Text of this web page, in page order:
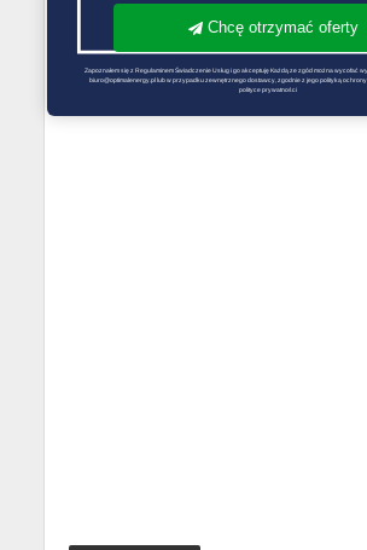
Chcę otrzymać oferty
Zapoznałem się z Regulaminem Świadczenie Usług i go akceptuję Każdą ze zgód można wycofać
biuro@optimalenergy.pl lub w przypadku zewnętrznego dostawcy, zgodnie z jego polityką
polityce prywatności